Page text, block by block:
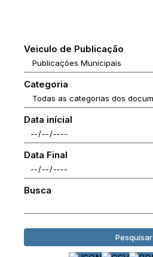
Veiculo de Publicação
Categoria
Data inícial
Data Final
Busca
Pesquisar